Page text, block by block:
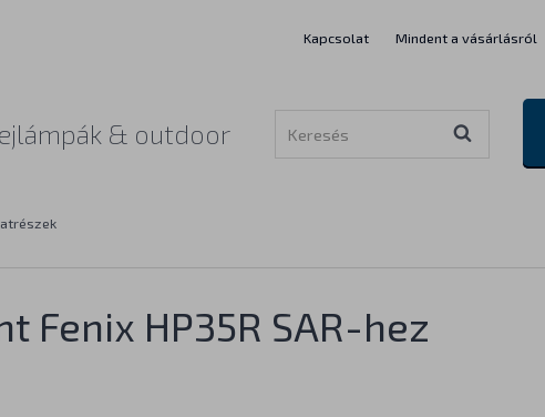
Kapcsolat Mindent a vásárlásról
& outdoor
Fenix HP35R SAR-hez